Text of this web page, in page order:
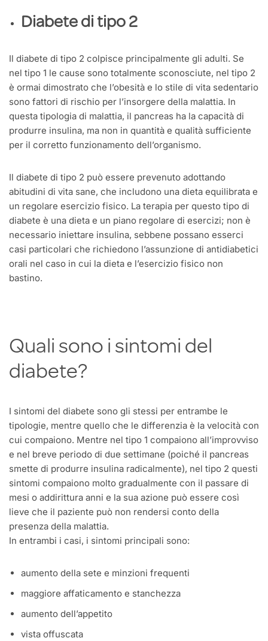
Diabete di tipo 2
Il diabete di tipo 2 colpisce principalmente gli adulti. Se
nel tipo 1 le cause sono totalmente sconosciute, nel tipo 2
è ormai dimostrato che l’obesità e lo stile di vita sedentario
sono fattori di rischio per l’insorgere della malattia. In
questa tipologia di malattia, il pancreas ha la capacità di
produrre insulina, ma non in quantità e qualità sufficiente
per il corretto funzionamento dell’organismo.
Il diabete di tipo 2 può essere prevenuto adottando
abitudini di vita sane, che includono una dieta equilibrata e
un regolare esercizio fisico. La terapia per questo tipo di
diabete è una dieta e un piano regolare di esercizi; non è
necessario iniettare insulina, sebbene possano esserci
casi particolari che richiedono l’assunzione di antidiabetici
orali nel caso in cui la dieta e l’esercizio fisico non
bastino.
Quali sono i sintomi del
diabete?
I sintomi del diabete sono gli stessi per entrambe le
tipologie, mentre quello che le differenzia è la velocità con
cui compaiono. Mentre nel tipo 1 compaiono all’improvviso
e nel breve periodo di due settimane (poiché il pancreas
smette di produrre insulina radicalmente), nel tipo 2 questi
sintomi compaiono molto gradualmente con il passare di
mesi o addirittura anni e la sua azione può essere così
lieve che il paziente può non rendersi conto della
presenza della malattia.
In entrambi i casi, i sintomi principali sono:
aumento della sete e minzioni frequenti
maggiore affaticamento e stanchezza
aumento dell’appetito
vista offuscata